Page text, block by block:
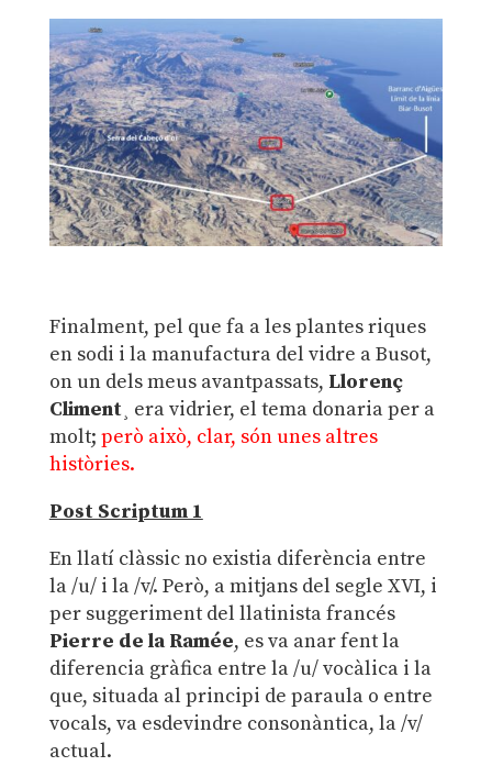
Finalment, pel que fa a les plantes riques
en sodi i la manufactura del vidre a Busot,
on un dels meus avantpassats, Llorenç
Climent¸ era vidrier, el tema donaria per a
molt; però això, clar, són unes altres
històries.
Post Scriptum 1
En llatí clàssic no existia diferència entre
la /u/ i la /v/. Però, a mitjans del segle XVI, i
per suggeriment del llatinista francés
Pierre de la Ramée, es va anar fent la
diferencia gràfica entre la /u/ vocàlica i la
que, situada al principi de paraula o entre
vocals, va esdevindre consonàntica, la /v/
actual.